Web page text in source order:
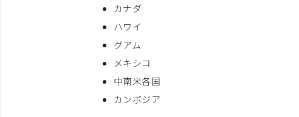
カナダ
ハワイ
グアム
メキシコ
中南米各国
カンボジア